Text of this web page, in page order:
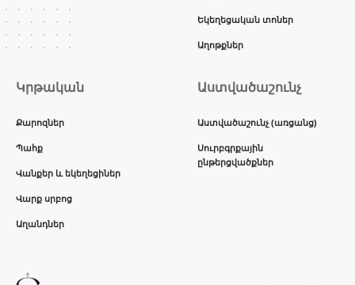
Եկեղեցական տոներ
Աղոթքներ
Կրթական
Քարոզներ
Պահք
Վանքեր և եկեղեցիներ
Վարք սրբոց
Աղանդներ
Աստվածաշունչ
Աստվածաշունչ (առցանց)
Սուրբգրքային
ընթերցվածքներ